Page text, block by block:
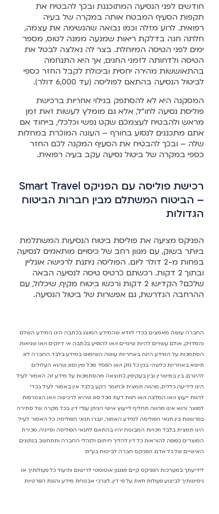
חודשים לפני הנסיעה המתוכננת ובכך להבטיח את
תקפות הסעיף המבטח אותה במקרה של בעיה
רפואית. לרוע מזלה וכמו נבואה שהגשימה את עצמה,
חלתה חנה בדלקת ריאות שמנעה ממנה לטוס, מספר
ימים לפני הטיסה המיוחלת. בצר לה נאלצה לבטל את
הטיסה ולדחותה לזמני החגים, אך היא התנחמה
בהתאוששות מהירה יחסית וביכולת לקבל החזר כספי
לביטול הנסיעה בהתאם לפוליסה (עד 6,000 דולר).
המסקנה היא לא להסתפק בגילוי אחריות ברכישת
פוליסת נסיעה לחו”ל, אלא גם מומלץ לעשות זאת זמן
מראש ולהבטיח לעצמכם שקט נפשי וכלכלי, בייחוד אם
אתם מתכננים לנסוע בחורף – העונה המוכרת במחלות
שלה – ובכך להבטיח את הסעיף המקנה לכם החזר
כספי במקרה של ביטול נסיעה עקב בעיה רפואית.
רכישת פוליסה עם הפניקס Smart Travel
– הביטוח המשתלם מבין חברות הביטוח
הגדולות
הפניקס מציעה את פוליסת ביטוח הנסיעות המשתלמת
ביותר בשוק, עם מגוון רחב של כיסויים מותאמים לנסיעה
בפחות מ-2 דולר ליום. הפוליסה ניתנת לרכישה אונליין
ובתוך 2 דקות. רכשתם כרטיס טיסה לנסיעה הבאה
שלכם? הקדישו 2 דקות ורכשו ביטוח מקיף, שיכלול, עם
ההרחבה הנדרשת, גם אפשרות של ביטול הנסיעה.
החברה עושה מאמצים בכדי לוודא שהמידע המוצג בכתבה הינו המידע השלם
והמדויק, אולם עשויים להיות שינויים ו/או להופיע בכתבה אי דיוקים ו/או שגיאות.
הסתמכות על המידע הינה באחריות עושה השימוש במידע בלבד. החברה לא
תישא באחריות כלשהי בגין כל נזק ו/או הפסד מכל מין וסוג שהוא העלולים
להיגרם, בין במישרין ובין בעקיפין, כתוצאה מהסתמכות על מידע זה. האמור לעיל
הינו לידיעה כללית, מהווה תמצית וכחומר רקע בלבד. אין באמור לעיל בכדי
להוות ייעוץ ו/או המלצה ו/או חוות דעת מכל סוג שהיא לרכישה ו/או הצטרפות
למוצר והוא אינו מהווה תחליף לייעוץ אישי הניתן עפ"י דין. בכל מקרה של סתירה
בפרשנות בין תנאי הפוליסה למידע האמור, יגברו תנאי הפוליסה. כל האמור לעיל
הינו תמצית בלבד וזכויות המבוטח יהיו בהתאם לתנאי הפוליסה וסייגיה. מכירת
המוצרים כפופה להוראות כל דין להליך חיתום ולנהלי החברה ותתחשב בנתונים
האישיים של כל אדם. הפניקס חברה לביטוח בע"מ.
לידיעתך במערכות הפניקס קיים מנגנון אוטומטי לרישום ותיעוד כל פעולותיך או
ניסיונותיך לביצוע פעולות וזאת על פי דין, לצרכי אבטחת מידע והגנת הפרטיות.